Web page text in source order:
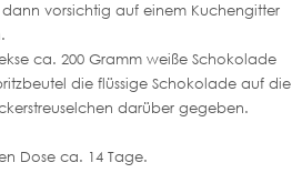
vorsichtig auf einem Kuchengitter
ca. 200 Gramm weiße Schokolade
die flüssige Schokolade auf die
darüber gegeben.
Dose ca. 14 Tage.